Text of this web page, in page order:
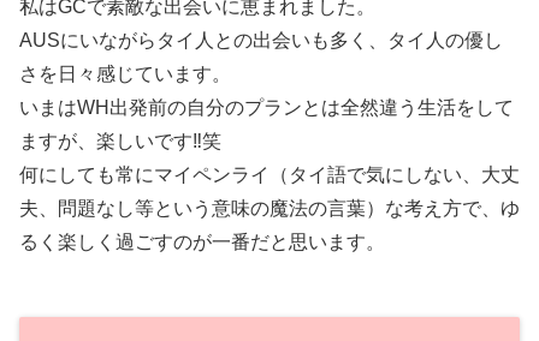
私はGCで素敵な出会いに恵まれました。
AUSにいながらタイ人との出会いも多く、タイ人の優し
さを日々感じています。
いまはWH出発前の自分のプランとは全然違う生活をして
ますが、楽しいです‼笑
何にしても常にマイペンライ（タイ語で気にしない、大丈
夫、問題なし等という意味の魔法の言葉）な考え方で、ゆ
るく楽しく過ごすのが一番だと思います。